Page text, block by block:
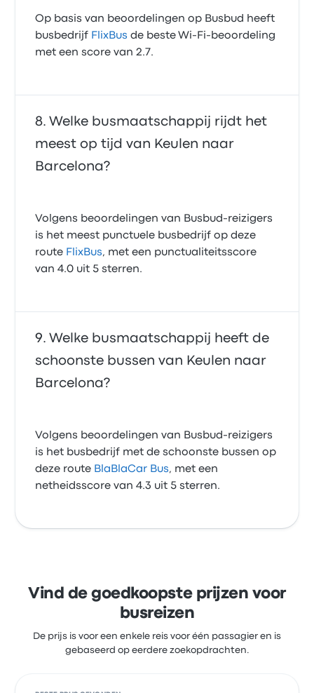
Op basis van beoordelingen op Busbud heeft
busbedrijf FlixBus de beste Wi-Fi-beoordeling
met een score van 2.7.
Welke busmaatschappij rijdt het
meest op tijd van Keulen naar
Barcelona?
Volgens beoordelingen van Busbud-reizigers
is het meest punctuele busbedrijf op deze
route FlixBus, met een punctualiteitsscore
van 4.0 uit 5 sterren.
Welke busmaatschappij heeft de
schoonste bussen van Keulen naar
Barcelona?
Volgens beoordelingen van Busbud-reizigers
is het busbedrijf met de schoonste bussen op
deze route BlaBlaCar Bus, met een
netheidsscore van 4.3 uit 5 sterren.
Vind de goedkoopste prijzen voor
busreizen
De prijs is voor een enkele reis voor één passagier en is
gebaseerd op eerdere zoekopdrachten.